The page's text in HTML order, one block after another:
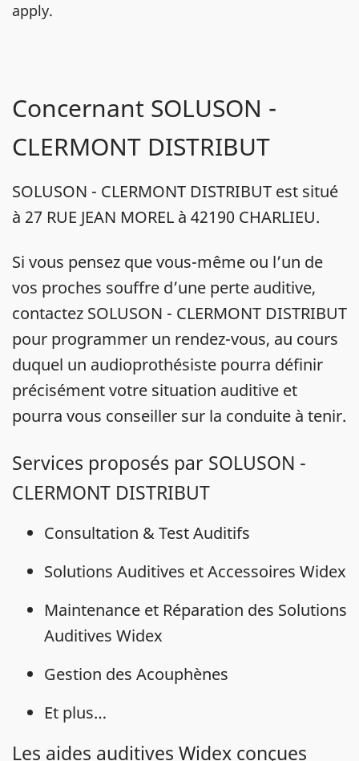
apply.
Concernant SOLUSON -
CLERMONT DISTRIBUT
SOLUSON - CLERMONT DISTRIBUT est situé
à 27 RUE JEAN MOREL à 42190 CHARLIEU.
Si vous pensez que vous-même ou l’un de
vos proches souffre d’une perte auditive,
contactez SOLUSON - CLERMONT DISTRIBUT
pour programmer un rendez-vous, au cours
duquel un audioprothésiste pourra définir
précisément votre situation auditive et
pourra vous conseiller sur la conduite à tenir.
Services proposés par SOLUSON -
CLERMONT DISTRIBUT
Consultation & Test Auditifs
Solutions Auditives et Accessoires Widex
Maintenance et Réparation des Solutions
Auditives Widex
Gestion des Acouphènes
Et plus…
Les aides auditives Widex conçues